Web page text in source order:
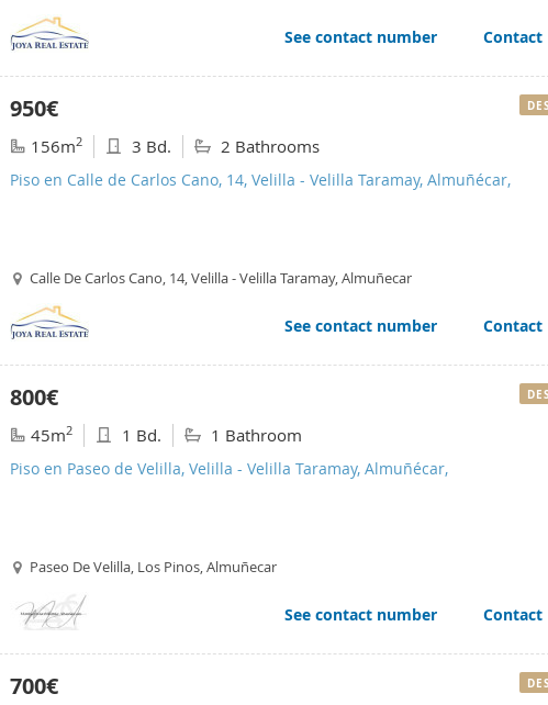
See contact number Contact
950€
156m2 3 Bd. 2 Bathrooms
Piso en Calle de Carlos Cano, 14, Velilla - Velilla Taramay, Almuñécar,
Calle De Carlos Cano, 14, Velilla - Velilla Taramay, Almuñecar
See contact number Contact
800€
45m2 1 Bd. 1 Bathroom
Piso en Paseo de Velilla, Velilla - Velilla Taramay, Almuñécar,
Paseo De Velilla, Los Pinos, Almuñecar
See contact number Contact
700€